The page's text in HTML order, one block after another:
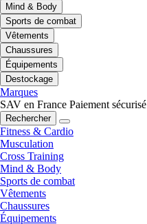
Mind & Body
Sports de combat
Vêtements
Chaussures
Équipements
Destockage
Marques
SAV en France Paiement sécurisé
Rechercher
Fitness & Cardio
Musculation
Cross Training
Mind & Body
Sports de combat
Vêtements
Chaussures
Équipements